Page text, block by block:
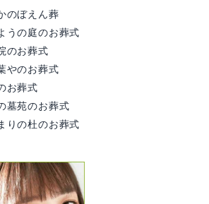
と辛くなるこ
した。 ...
08月06日
のぼえん葬
うの庭のお葬式
のお葬式
やのお葬式
お葬式
墓苑のお葬式
りの杜のお葬式